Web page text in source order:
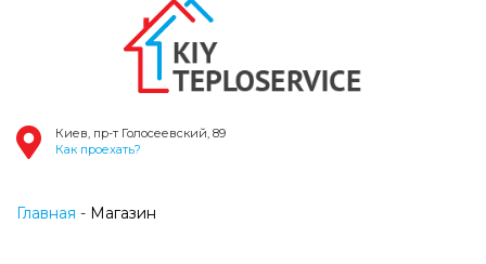
Киев, пр-т Голосеевский, 89
Как проехать?
Главная Магазин